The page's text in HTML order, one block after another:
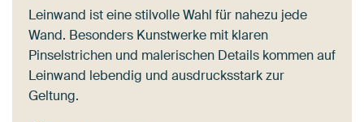
Leinwand ist eine stilvolle Wahl für nahezu jede
Wand. Besonders Kunstwerke mit klaren
Pinselstrichen und malerischen Details kommen auf
Leinwand lebendig und ausdrucksstark zur
Geltung.